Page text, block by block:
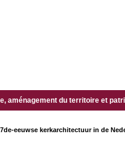
aménagement du territoire et
eeuwse kerkarchitectuur in de